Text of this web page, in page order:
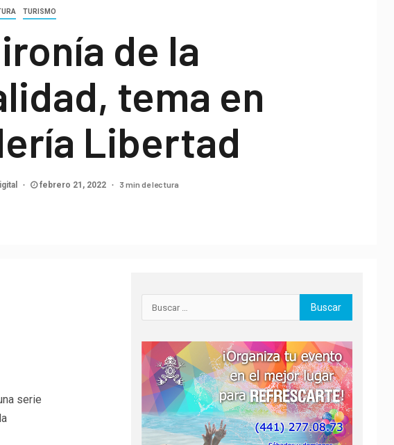
TURISMO
de la
tema en
Libertad
febrero 21, 2022 3 min de lectura
serie